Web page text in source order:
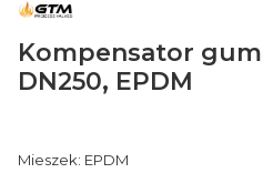
Kompensator
DN250, EPDM
Mieszek: EPDM